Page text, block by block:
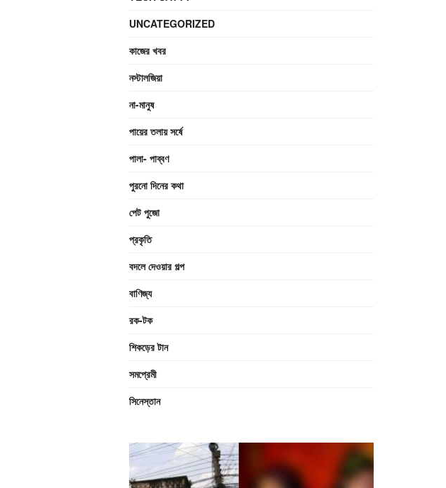
UNCATEGORIZED
কাজের খবর
নস্টালজিয়া
না-মানুষ
পায়ের তলায় সর্ষে
পালা- পাব্বণ
পুরনো দিনের কথা
পেট পুজো
প্রকৃতি
বদলে দেওয়ার গল্প
বাণিজ্য
রক-টক
শিকড়ের টান
সমপ্রেমী
সিনেস্তান